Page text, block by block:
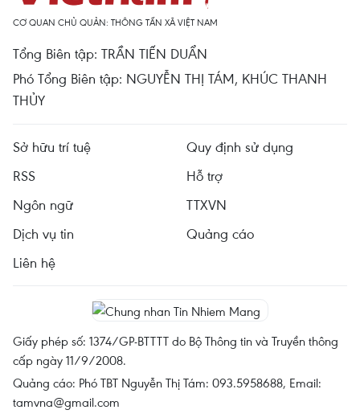
CƠ QUAN CHỦ QUẢN: THÔNG TẤN XÃ VIỆT NAM
Tổng Biên tập: TRẦN TIẾN DUẨN
Phó Tổng Biên tập: NGUYỄN THỊ TÁM, KHÚC THANH
THỦY
Sở hữu trí tuệ
Quy định sử dụng
RSS
Hỗ trợ
Ngôn ngữ
TTXVN
Dịch vụ tin
Quảng cáo
Liên hệ
Giấy phép số: 1374/GP-BTTTT do Bộ Thông tin và Truyền thông
cấp ngày 11/9/2008.
Quảng cáo: Phó TBT Nguyễn Thị Tám: 093.5958688, Email:
tamvna@gmail.com